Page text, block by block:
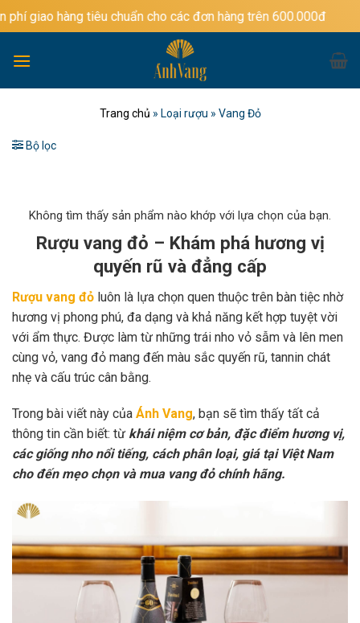
qua
dung
tiêu chuẩn cho các đơn hàng trên 600.000đ
Trang chủ » Loại rượu » Vang Đỏ
Bộ lọc
Không tìm thấy sản phẩm nào khớp với lựa chọn của bạn.
Rượu vang đỏ – Khám phá hương vị
quyến rũ và đẳng cấp
Rượu vang đỏ luôn là lựa chọn quen thuộc trên bàn tiệc nhờ
hương vị phong phú, đa dạng và khả năng kết hợp tuyệt vời
với ẩm thực. Được làm từ những trái nho vỏ sẫm và lên men
cùng vỏ, vang đỏ mang đến màu sắc quyến rũ, tannin chát
nhẹ và cấu trúc cân bằng.
Trong bài viết này của Ánh Vang, bạn sẽ tìm thấy tất cả
thông tin cần biết: từ khái niệm cơ bản, đặc điểm hương vị,
các giống nho nổi tiếng, cách phân loại, giá tại Việt Nam
cho đến mẹo chọn và mua vang đỏ chính hãng.